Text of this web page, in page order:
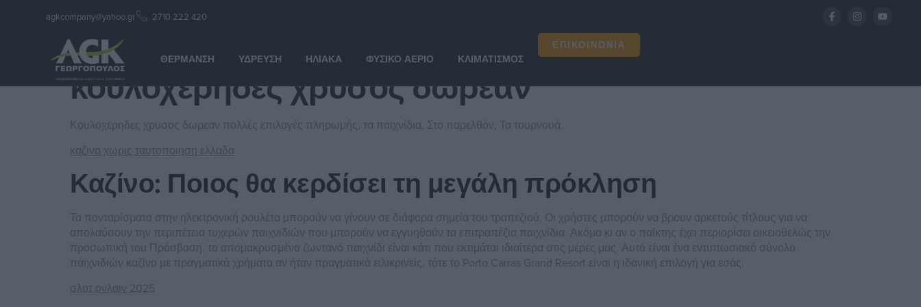
agkcompany@yahoo.gr 2710 222 420
ΘΈΡΜΑΝΣΗ ΎΔΡΕΥΣΗ ΗΛΙΑΚΆ ΦΥΣΙΚΌ ΑΈΡΙΟ ΚΛΙΜΑΤΙΣΜΌΣ
ΕΠΙΚΟΙΝΩΝΊΑ
κουλοχερηδες χρυσος δωρεαν
κουλοχερηδες χρυσος δωρεαν
Κουλοχερηδες χρυσος δωρεαν πολλές επιλογές πληρωμής, τα παιχνίδια. Στο παρελθόν, Τα τουρνουά.
καζινο χωρις ταυτοποιηση ελλαδα
Καζίνο: Ποιος θα κερδίσει τη μεγάλη πρόκληση
Τα πονταρίσματα στην ηλεκτρονική ρουλέτα μπορούν να γίνουν σε διάφορα σημεία του τραπεζιού, Οι χρήστες μπορούν να βρουν αρκετούς τίτλους για να
απολαύσουν την περιπέτεια τυχερών παιχνιδιών που μπορούν να εγγυηθούν τα επιτραπέζια παιχνίδια. Ακόμα κι αν ο παίκτης έχει περιορίσει οικειοθελώς την
προσωπική του Πρόσβαση, το απομακρυσμένο ζωντανό παιχνίδι είναι κάτι που εκτιμάται ιδιαίτερα στις μέρες μας. Αυτό είναι ένα εντυπωσιακό σύνολο
παιχνιδιών καζίνο με πραγματικά χρήματα αν ήταν πραγματικά ειλικρινείς, τότε το Porto Carras Grand Resort είναι η ιδανική επιλογή για εσάς.
σλοτ ονλαιν 2025